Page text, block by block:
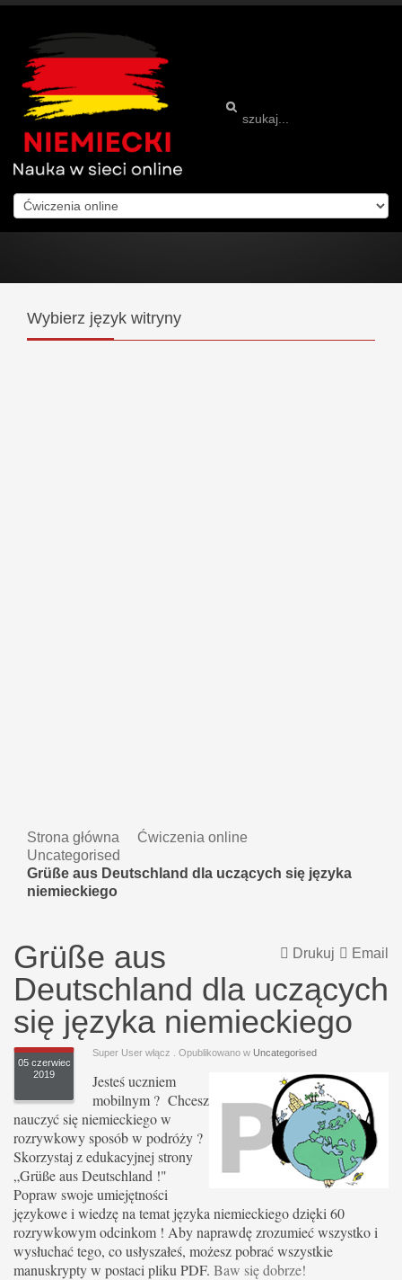
Wybierz język witryny
Strona główna
Ćwiczenia online
Uncategorised
Grüße aus Deutschland dla uczących się języka
niemieckiego
Email
Drukuj
Grüße aus
Deutschland dla uczących
się języka niemieckiego
Super User włącz
05 czerwiec
2019
. Opublikowano w Uncategorised
Jesteś uczniem
mobilnym ? Chcesz
nauczyć się niemieckiego w
rozrywkowy sposób w podróży ?
Skorzystaj z edukacyjnej strony
„Grüße aus Deutschland !"
Popraw swoje umiejętności
językowe i wiedzę na temat języka niemieckiego dzięki 60
rozrywkowym odcinkom ! Aby naprawdę zrozumieć wszystko i
wysłuchać tego, co usłyszałeś, możesz pobrać wszystkie
manuskrypty w postaci pliku PDF. Baw się dobrze!